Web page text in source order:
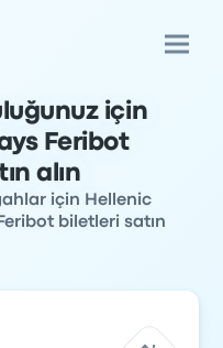
için
Feribot
alın
için Hellenic
biletleri satın